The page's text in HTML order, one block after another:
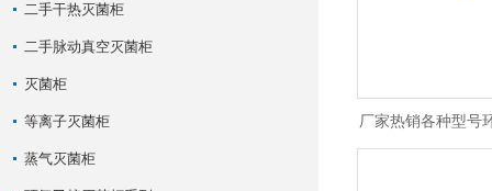
二手干热灭菌柜
二手脉动真空灭菌柜
灭菌柜
等离子灭菌柜
蒸气灭菌柜
厂家热销各种型号